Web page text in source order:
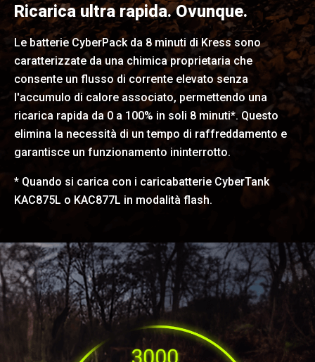
Ricarica ultra rapida. Ovunque.
Le batterie CyberPack da 8 minuti di Kress sono
caratterizzate da una chimica proprietaria che
consente un flusso di corrente elevato senza
l'accumulo di calore associato, permettendo una
ricarica rapida da 0 a 100% in soli 8 minuti*. Questo
elimina la necessità di un tempo di raffreddamento e
garantisce un funzionamento ininterrotto.
* Quando si carica con i caricabatterie CyberTank
KAC875L o KAC877L in modalità flash.